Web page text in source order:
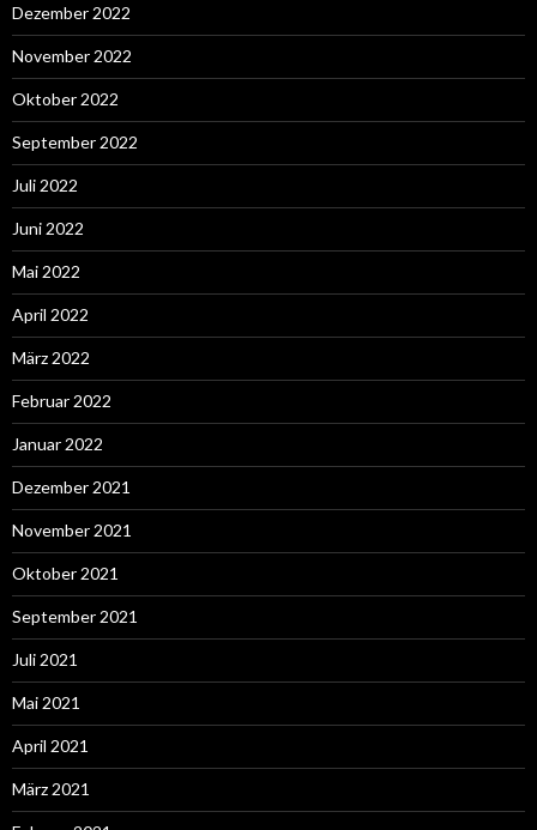
Dezember 2022
November 2022
Oktober 2022
September 2022
Juli 2022
Juni 2022
Mai 2022
April 2022
März 2022
Februar 2022
Januar 2022
Dezember 2021
November 2021
Oktober 2021
September 2021
Juli 2021
Mai 2021
April 2021
März 2021